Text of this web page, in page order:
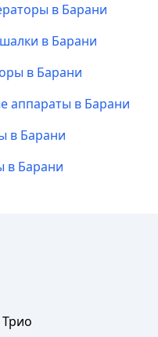
в Барани
в Барани
в Барани
аппараты в Барани
в Барани
в Барани